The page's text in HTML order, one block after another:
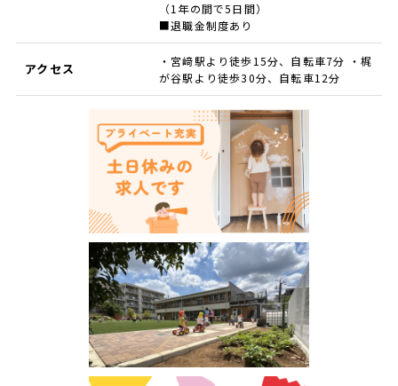
（1年の間で5日間）
■退職金制度あり
アクセス
・宮﨑駅より徒歩15分、自転車7分 ・梶
が谷駅より徒歩30分、自転車12分